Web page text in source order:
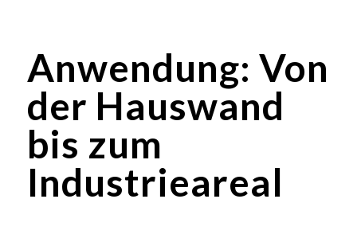
Anwendung: Von
der Hauswand
bis zum
Industrieareal